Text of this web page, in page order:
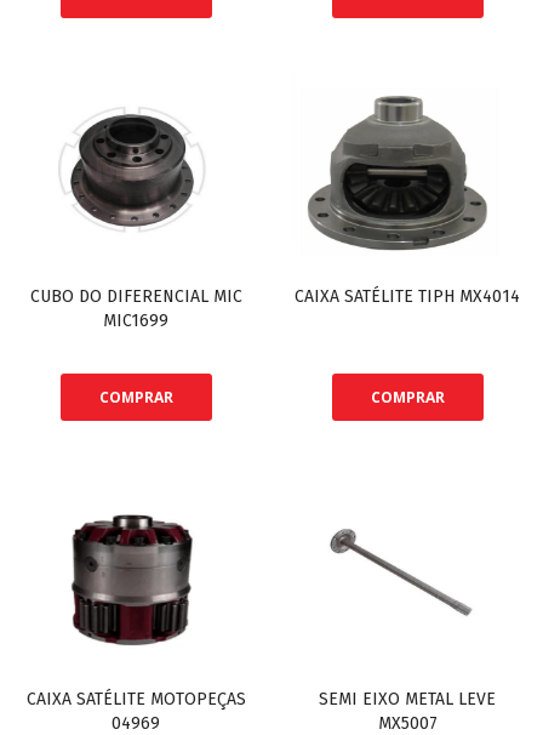
CUBO DO DIFERENCIAL MIC
MIC1699
COMPRAR
CAIXA SATÉLITE TIPH MX4014
COMPRAR
CAIXA SATÉLITE MOTOPEÇAS
04969
SEMI EIXO METAL LEVE
MX5007